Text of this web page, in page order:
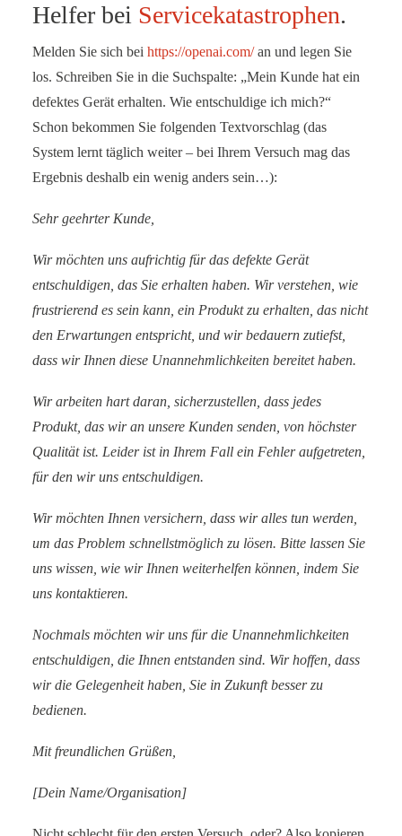
Helfer bei Servicekatastrophen.
Melden Sie sich bei https://openai.com/an und legen Sie
los. Schreiben Sie in die Suchspalte: „Mein Kunde hat ein
defektes Gerät erhalten. Wie entschuldige ich mich?“
Schon bekommen Sie folgenden Textvorschlag (das
System lernt täglich weiter – bei Ihrem Versuch mag das
Ergebnis deshalb ein wenig anders sein…):
Sehr geehrter Kunde,
Wir möchten uns aufrichtig für das defekte Gerät
entschuldigen, das Sie erhalten haben. Wir verstehen, wie
frustrierend es sein kann, ein Produkt zu erhalten, das nicht
den Erwartungen entspricht, und wir bedauern zutiefst,
dass wir Ihnen diese Unannehmlichkeiten bereitet haben.
Wir arbeiten hart daran, sicherzustellen, dass jedes
Produkt, das wir an unsere Kunden senden, von höchster
Qualität ist. Leider ist in Ihrem Fall ein Fehler aufgetreten,
für den wir uns entschuldigen.
Wir möchten Ihnen versichern, dass wir alles tun werden,
um das Problem schnellstmöglich zu lösen. Bitte lassen Sie
uns wissen, wie wir Ihnen weiterhelfen können, indem Sie
uns kontaktieren.
Nochmals möchten wir uns für die Unannehmlichkeiten
entschuldigen, die Ihnen entstanden sind. Wir hoffen, dass
wir die Gelegenheit haben, Sie in Zukunft besser zu
bedienen.
Mit freundlichen Grüßen,
[Dein Name/Organisation]